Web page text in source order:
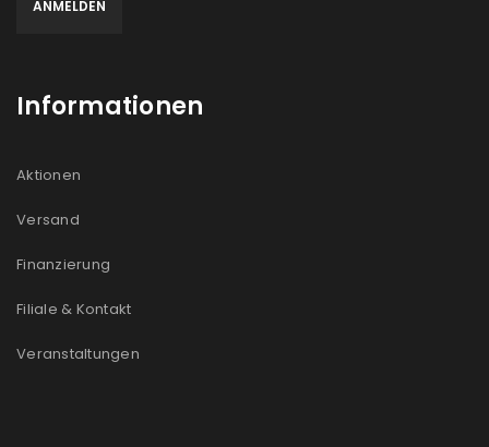
Informationen
Aktionen
Versand
Finanzierung
Filiale & Kontakt
Veranstaltungen